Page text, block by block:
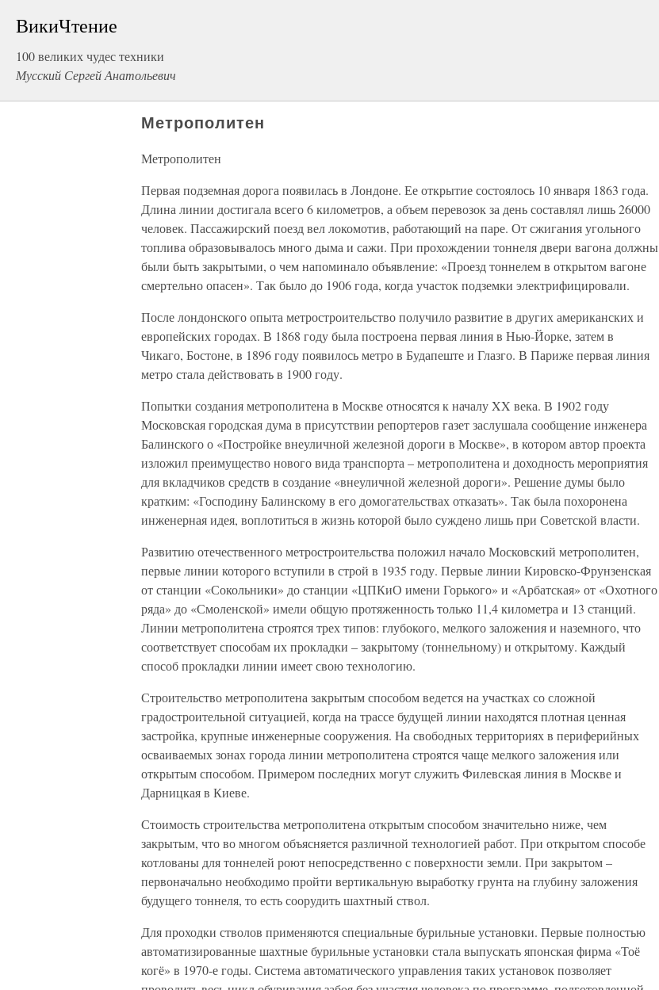
ВикиЧтение
100 великих чудес техники
Мусский Сергей Анатольевич
Метрополитен
Метрополитен
Первая подземная дорога появилась в Лондоне. Ее открытие состоялось 10 января 1863 года.
Длина линии достигала всего 6 километров, а объем перевозок за день составлял лишь 26000
человек. Пассажирский поезд вел локомотив, работающий на паре. От сжигания угольного
топлива образовывалось много дыма и сажи. При прохождении тоннеля двери вагона должны
были быть закрытыми, о чем напоминало объявление: «Проезд тоннелем в открытом вагоне
смертельно опасен». Так было до 1906 года, когда участок подземки электрифицировали.
После лондонского опыта метростроительство получило развитие в других американских и
европейских городах. В 1868 году была построена первая линия в Нью-Йорке, затем в
Чикаго, Бостоне, в 1896 году появилось метро в Будапеште и Глазго. В Париже первая линия
метро стала действовать в 1900 году.
Попытки создания метрополитена в Москве относятся к началу XX века. В 1902 году
Московская городская дума в присутствии репортеров газет заслушала сообщение инженера
Балинского о «Постройке внеуличной железной дороги в Москве», в котором автор проекта
изложил преимущество нового вида транспорта – метрополитена и доходность мероприятия
для вкладчиков средств в создание «внеуличной железной дороги». Решение думы было
кратким: «Господину Балинскому в его домогательствах отказать». Так была похоронена
инженерная идея, воплотиться в жизнь которой было суждено лишь при Советской власти.
Развитию отечественного метростроительства положил начало Московский метрополитен,
первые линии которого вступили в строй в 1935 году. Первые линии Кировско-Фрунзенская
от станции «Сокольники» до станции «ЦПКиО имени Горького» и «Арбатская» от «Охотного
ряда» до «Смоленской» имели общую протяженность только 11,4 километра и 13 станций.
Линии метрополитена строятся трех типов: глубокого, мелкого заложения и наземного, что
соответствует способам их прокладки – закрытому (тоннельному) и открытому. Каждый
способ прокладки линии имеет свою технологию.
Строительство метрополитена закрытым способом ведется на участках со сложной
градостроительной ситуацией, когда на трассе будущей линии находятся плотная ценная
застройка, крупные инженерные сооружения. На свободных территориях в периферийных
осваиваемых зонах города линии метрополитена строятся чаще мелкого заложения или
открытым способом. Примером последних могут служить Филевская линия в Москве и
Дарницкая в Киеве.
Стоимость строительства метрополитена открытым способом значительно ниже, чем
закрытым, что во многом объясняется различной технологией работ. При открытом способе
котлованы для тоннелей роют непосредственно с поверхности земли. При закрытом –
первоначально необходимо пройти вертикальную выработку грунта на глубину заложения
будущего тоннеля, то есть соорудить шахтный ствол.
Для проходки стволов применяются специальные бурильные установки. Первые полностью
автоматизированные шахтные бурильные установки стала выпускать японская фирма «Тоё
когё» в 1970-е годы. Система автоматического управления таких установок позволяет